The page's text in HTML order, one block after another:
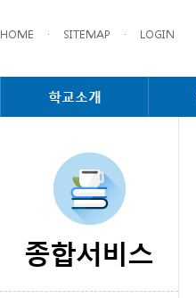
HOME · SITEMAP · LOGIN
학교소개
종합서비스